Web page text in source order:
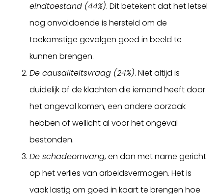
eindtoestand (44%). Dit betekent dat het letsel
nog onvoldoende is hersteld om de
toekomstige gevolgen goed in beeld te
kunnen brengen.
De causaliteitsvraag (24%). Niet altijd is
duidelijk of de klachten die iemand heeft door
het ongeval komen, een andere oorzaak
hebben of wellicht al voor het ongeval
bestonden.
De schadeomvang, en dan met name gericht
op het verlies van arbeidsvermogen. Het is
vaak lastig om goed in kaart te brengen hoe